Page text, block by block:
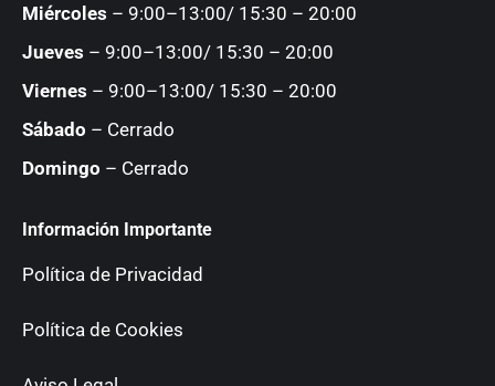
Miércoles – 9:00–13:00/ 15:30 – 20:00
Jueves – 9:00–13:00/ 15:30 – 20:00
Viernes – 9:00–13:00/ 15:30 – 20:00
Sábado – Cerrado
Domingo – Cerrado
Información Importante
Política de Privacidad
Política de Cookies